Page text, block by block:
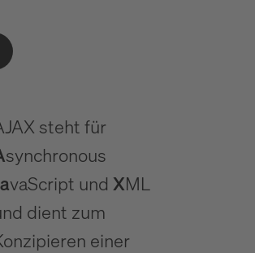
steht für
synchronous
vaScript und XML
dient zum
einer